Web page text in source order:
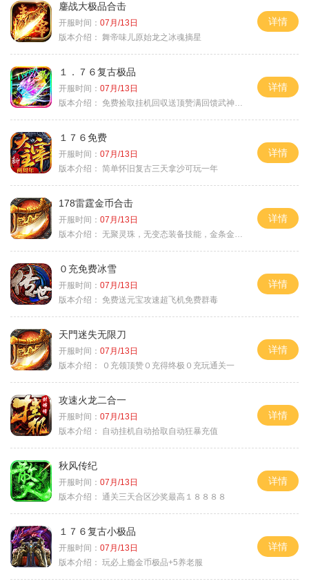
鏖战大极品合击
开服时间： 07月/13日
版本介绍： 舞帝味儿原始龙之冰魂摘星
详情
１．７６复古极品
开服时间： 07月/13日
版本介绍： 免费捡取挂机回収送顶赞满回馈武神之力
详情
１７６免费
开服时间： 07月/13日
版本介绍： 简单怀旧复古三天拿沙可玩一年
详情
178雷霆金币合击
开服时间： 07月/13日
版本介绍： 无聚灵珠，无变态装备技能，金条金刚石保底
详情
０充免费冰雪
开服时间： 07月/13日
版本介绍： 免费送元宝攻速超飞机免费群毒
详情
天門迷失无限刀
开服时间： 07月/13日
版本介绍：
０充领顶赞０充得终极０充玩通关一
详情
攻速火龙二合一
开服时间： 07月/13日
版本介绍：
自动挂机自动拾取自动狂暴充值
详情
秋风传纪
开服时间： 07月/13日
版本介绍： 通关三天合区沙奖最高１８８８８
详情
１７６复古小极品
开服时间： 07月/13日
版本介绍： 玩必上瘾金币极品+5养老服
详情